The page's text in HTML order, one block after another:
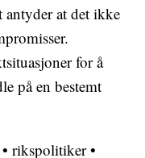
antyder at det ikke
for å
på en bestemt
• rikspolitiker•